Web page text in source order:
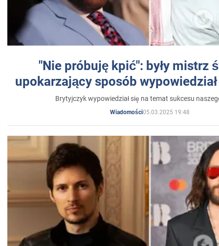
"Nie próbuję kpić": były mistrz
upokarzający sposób
Brytyjczyk wypowiedział się na temat sukcesu
Wiadomości05.03.2025 19:48